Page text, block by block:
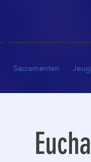
Sacramenten